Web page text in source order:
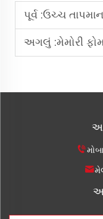
પૂર્વ :ઉચ્ચ તાપમાનની ફોમિંગ
અગલું :મેમોરી ફોમ રિલીઝ